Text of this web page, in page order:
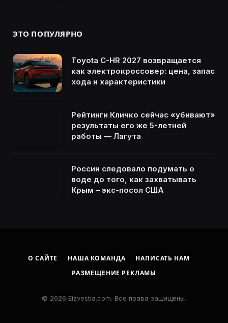
ЭТО ПОПУЛЯРНО
Toyota C-HR 2027 возвращается
как электрокроссовер: цена, запас
хода и характеристики
Рейтинги Кличко сейчас «убивают»
результаты его же 5-летней
работы — Лагута
России следовало подумать о
воде до того, как захватывать
Крым – экс-посол США
О САЙТЕ НАША КОМАНДА
НАПИСАТЬ НАМ
РАЗМЕЩЕНИЕ РЕКЛАМЫ
© 2026 Eizvestia.com. Все права защищены.